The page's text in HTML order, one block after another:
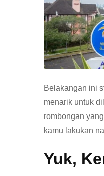
Belakangan ini
menarik untuk
rombongan
kamu lakukan
Yuk,